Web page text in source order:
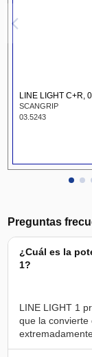
LINE LIGHT C+R,
SCANGRIP
03.5243
Preguntas
¿Cuál es la
1?
LINE LIGHT 1
que la convierte